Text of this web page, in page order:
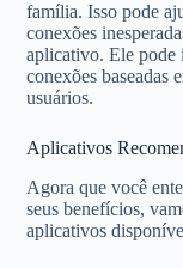
família. Isso pode
conexões
aplicativo. Ele pode
conexões baseadas
usuários.
Aplicativos
Agora que você
seus benefícios,
aplicativos